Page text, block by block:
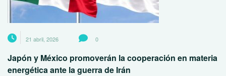
21 abril, 2026 0
Japón y México promoverán la cooperación en materia
energética ante la guerra de Irán